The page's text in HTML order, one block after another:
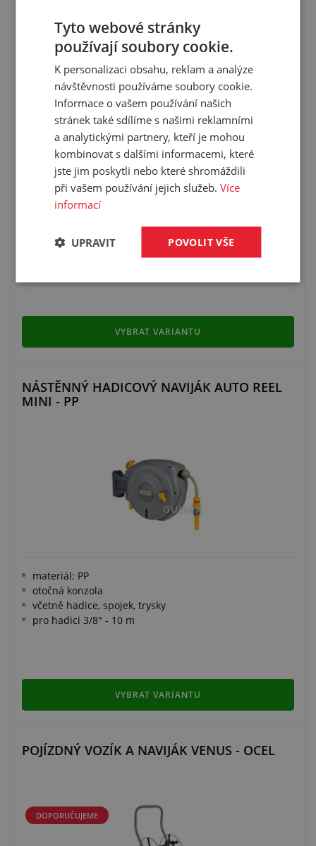
NÁSTĚNNÝ NAVIJÁK NA HADICE -
POZINKOVANÁ OCEL
pozinkovaná ocel s PVC prvky
VYBRAT VARIANTU
NÁSTĚNNÝ HADICOVÝ NAVIJÁK AUTO REEL
MINI - PP
materiál: PP
otočná konzola
včetně hadice, spojek, trysky
pro hadici 3/8" - 10 m
VYBRAT VARIANTU
POJÍZDNÝ VOZÍK A NAVIJÁK VENUS - OCEL
DOPORUČUJEME
Tyto webové stránky
používají soubory cookie.
K personalizaci obsahu, reklam a analýze
návštěvnosti používáme soubory cookie.
Informace o vašem používání našich
stránek také sdílíme s našimi reklamními
a analytickými partnery, kteří je mohou
kombinovat s dalšími informacemi, které
jste jim poskytli nebo které shromáždili
při vašem používání jejich služeb.Více
informací
POVOLIT VŠE
UPRAVIT